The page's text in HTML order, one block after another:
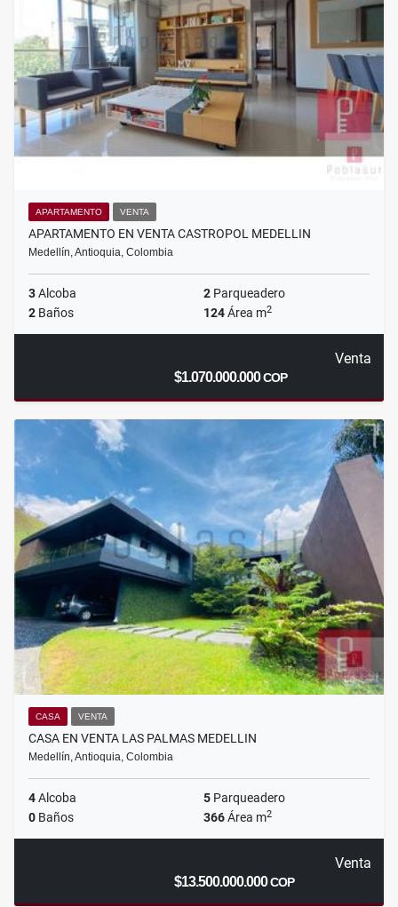
APARTAMENTO VENTA
APARTAMENTO EN VENTA CASTROPOL MEDELLIN
Medellín, Antioquia, Colombia
3Alcoba 2 Parqueadero
2 Baños 124Área m2
Venta
$1.070.000.000COP
CASA VENTA
CASA EN VENTA LAS PALMAS MEDELLIN
Medellín, Antioquia, Colombia
4Alcoba 5 Parqueadero
0 Baños 366Área m2
Venta
$13.500.000.000COP